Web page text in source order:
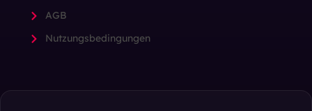
AGB
Nutzungsbedingungen